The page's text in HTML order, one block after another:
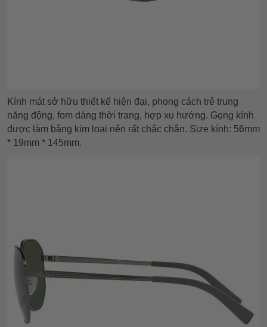
Kính mát sở hữu thiết kế hiện đại, phong cách trẻ trung
năng động, fom dáng thời trang, hợp xu hướng. Gọng kính
được làm bằng kim loại nên rất chắc chắn. Size kính: 56mm
* 19mm * 145mm.